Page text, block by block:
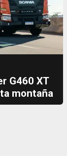
G460 XT
montaña